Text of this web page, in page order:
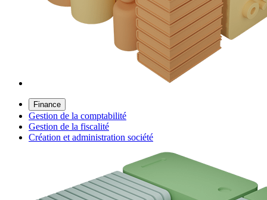
Finance
Gestion de la comptabilité
Gestion de la fiscalité
Création et administration société